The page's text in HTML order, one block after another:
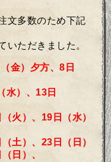
文多数のため下記
いただきました。
金）夕方、8日
水）、13日
火）、19日（水）
土）、 23日（日）
日）、